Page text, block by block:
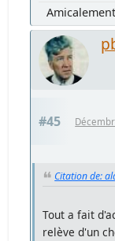
#45
Citation de:
Tout a fait
relève d'un